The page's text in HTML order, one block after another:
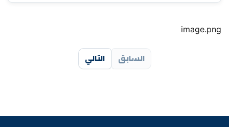
image.png
السابق التالي